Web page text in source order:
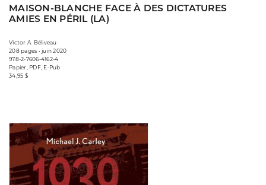
MAISON-BLANCHE FACE À DES DICTATURES
AMIES EN PÉRIL (LA)
Victor A. Béliveau
208 pages • juin 2020
978-2-7606-4162-4
Papier, PDF, E-Pub
34,95 $